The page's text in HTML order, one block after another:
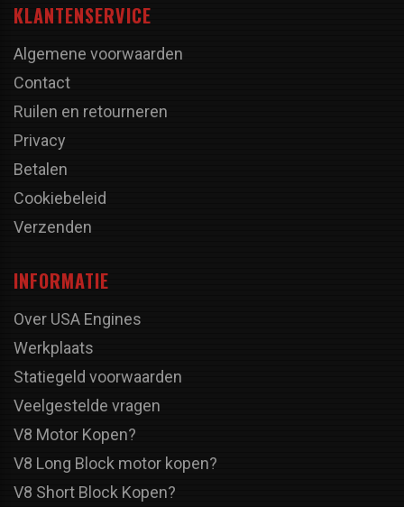
KLANTENSERVICE
Algemene voorwaarden
Contact
Ruilen en retourneren
Privacy
Betalen
Cookiebeleid
Verzenden
INFORMATIE
Over USA Engines
Werkplaats
Statiegeld voorwaarden
Veelgestelde vragen
V8 Motor Kopen?
V8 Long Block motor kopen?
V8 Short Block Kopen?